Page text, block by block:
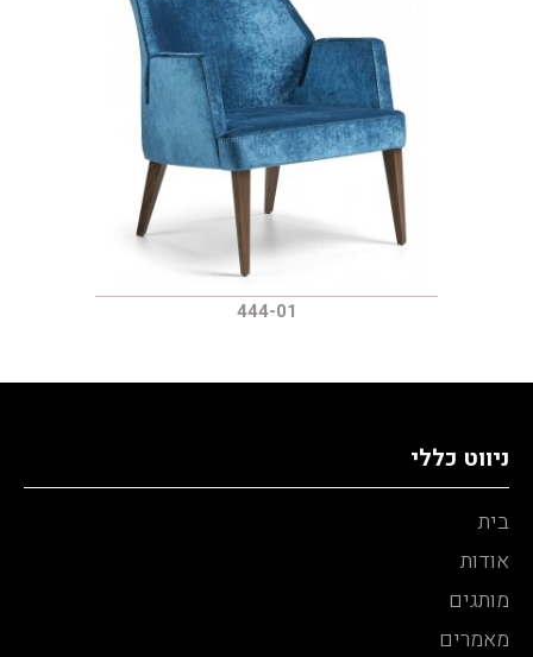
444-01
ניווט כללי
בית
אודות
מותגים
מאמרים